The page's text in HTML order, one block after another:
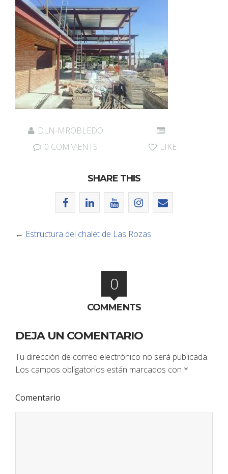
DLN-MROBLEDO
0 COMMENTS
LIKE
SHARE THIS
← Estructura del chalet de Las Rozas
0
COMMENTS
DEJA UN COMENTARIO
Tu dirección de correo electrónico no será publicada.
Los campos obligatorios están marcados con *
Comentario